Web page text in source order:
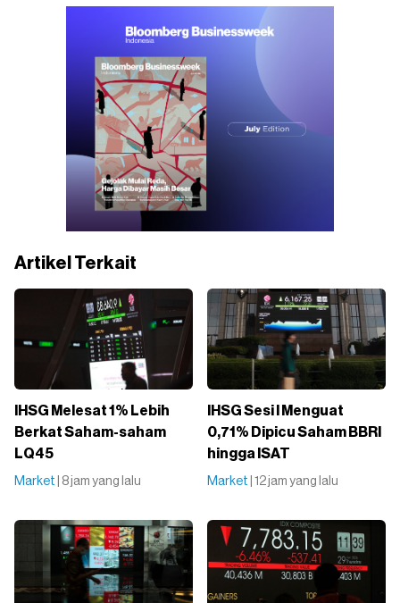
Artikel Terkait
IHSG Melesat 1% Lebih
Berkat Saham-saham
LQ45
Market | 8 jam yang lalu
IHSG Sesi I Menguat
0,71% Dipicu Saham BBRI
hingga ISAT
Market | 12 jam yang lalu